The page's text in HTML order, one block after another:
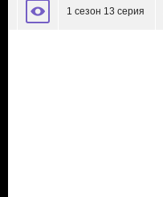
1 сезон 13 серия